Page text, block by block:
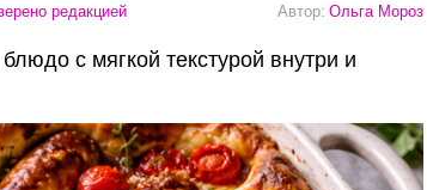
редакцией Автор: Ольга Мороз
с мягкой текстурой внутри и